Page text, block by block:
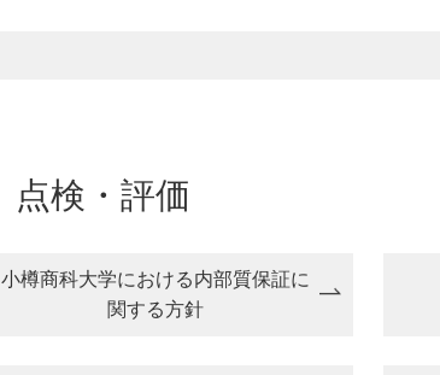
点検・評価
小樽商科大学における内部質保証に
関する方針